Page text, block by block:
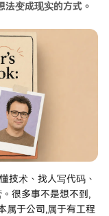
指出将不再是模型
轮”；3. 产品深度
锁定”。 总而
入新阶段：从关注
转向思考如何用AI
司，是从根本上将
策等全流程的新型
法变成现实的方式。
技术、找人写代码、
很多事不是想不到,
属于公司,属于有工程